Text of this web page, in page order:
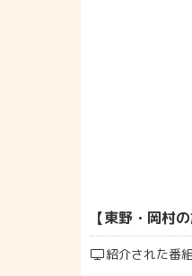
【東野・岡村
紹介された番組